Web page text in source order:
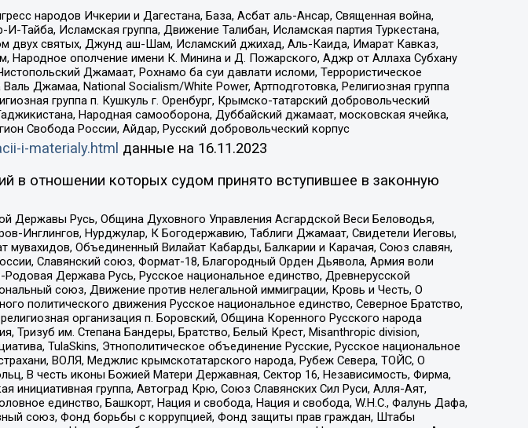
народов Ичкерии и Дагестана, База, Асбат аль-Ансар, Священная война,
Тайба, Исламская группа, Движение Талибан, Исламская партия Туркестана,
двух святых, Джунд аш-Шам, Исламский джихад, Аль-Каида, Имарат Кавказ,
ополчение имени К. Минина и Д. Пожарского, Аджр от Аллаха Субхану
Джамаат, Рохнамо ба суи давлати исломи, Террористическое
Джамаа, National Socialism/White Power, Артподготовка, Религиозная группа
группа п. Кушкуль г. Оренбург, Крымско-татарский добровольческий
Народная самооборона, Дуббайский джамаат, московская ячейка,
Свобода России, Айдар, Русский добровольческий корпус
i-materialy.html данные на 16.11.2023
в отношении которых судом принято вступившее в законную
Державы Русь, Община Духовного Управления Асгардской Веси Беловодья,
Инглингов, Нурджулар, К Богодержавию, Таблиги Джамаат, Свидетели Иеговы,
Объединенный Вилайат Кабарды, Балкарии и Карачая, Союз славян,
Славянский союз, Формат-18, Благородный Орден Дьявола, Армия воли
Держава Русь, Русское национальное единство, Древнерусской
союз, Движение против нелегальной иммиграции, Кровь и Честь, О
политического движения Русское национальное единство, Северное Братство,
организация п. Боровский, Община Коренного Русского народа
Тризуб им. Степана Бандеры, Братство, Белый Крест, Misanthropic division,
TulaSkins, Этнополитическое объединение Русские, Русское национальное
ВОЛЯ, Меджлис крымскотатарского народа, Рубеж Севера, ТОЙС, О
В честь иконы Божией Матери Державная, Сектор 16, Независимость, Фирма,
группа, Автоград Крю, Союз Славянских Сил Руси, Алля-Аят,
единство, Башкорт, Нация и свобода, Нация и свобода, W.H.С., Фалунь Дафа,
союз, Фонд борьбы с коррупцией, Фонд защиты прав граждан, Штабы